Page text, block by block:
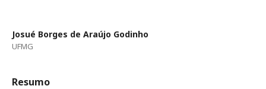
Josué Borges de Araújo Godinho
UFMG
Resumo